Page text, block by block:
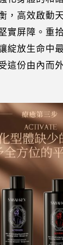
，高效啟動
實屏障。重
綻放生命中
這份由內而